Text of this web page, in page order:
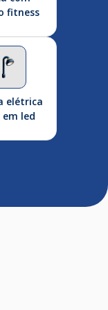
fitness
elétrica
em led